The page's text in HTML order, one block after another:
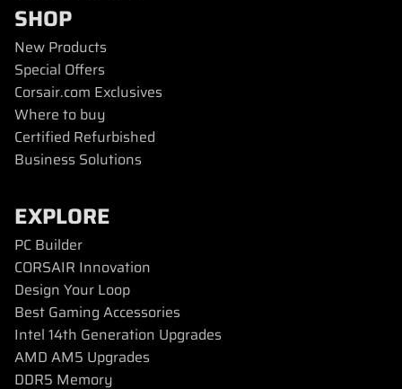
SHOP
New Products
Special Offers
Corsair.com Exclusives
Where to buy
Certified Refurbished
Business Solutions
EXPLORE
PC Builder
CORSAIR Innovation
Design Your Loop
Best Gaming Accessories
Intel 14th Generation Upgrades
AMD AM5 Upgrades
DDR5 Memory